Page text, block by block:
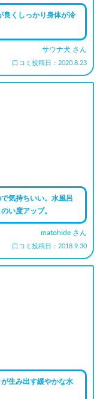
くしっかり身体が冷
サウナ犬 さん
口コミ投稿日：2020.8.23
気持ちいい。水風呂
い度アップ。
matohide さん
口コミ投稿日：2018.9.30
生み出す緩やかな水